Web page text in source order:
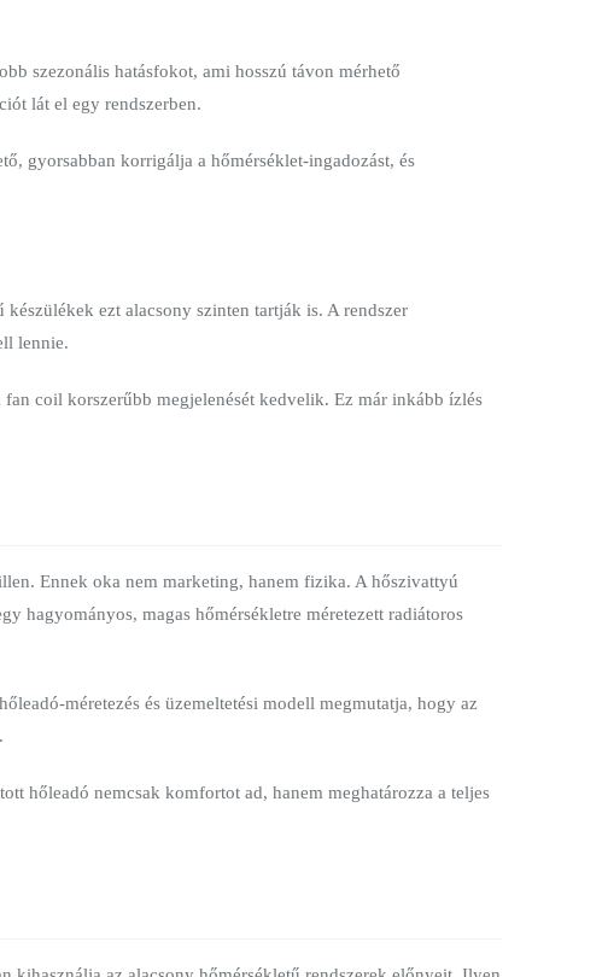
szezonális hatásfokot, ami hosszú távon mérhető
lát el egy rendszerben.
gyorsabban korrigálja a hőmérséklet-ingadozást, és
ezt alacsony szinten tartják is. A rendszer
lennie.
coil korszerűbb megjelenését kedvelik. Ez már inkább ízlés
Ennek oka nem marketing, hanem fizika. A hőszivattyú
hagyományos, magas hőmérsékletre méretezett radiátoros
méretezés és üzemeltetési modell megmutatja, hogy az
hőleadó nemcsak komfortot ad, hanem meghatározza a teljes